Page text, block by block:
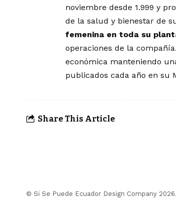
noviembre desde 1.999 y
de la salud y bienestar de
femenina en toda su
operaciones de la
económica manteniendo
publicados cada año en su
Share This Article
© Si Se Puede Ecuador Design Company